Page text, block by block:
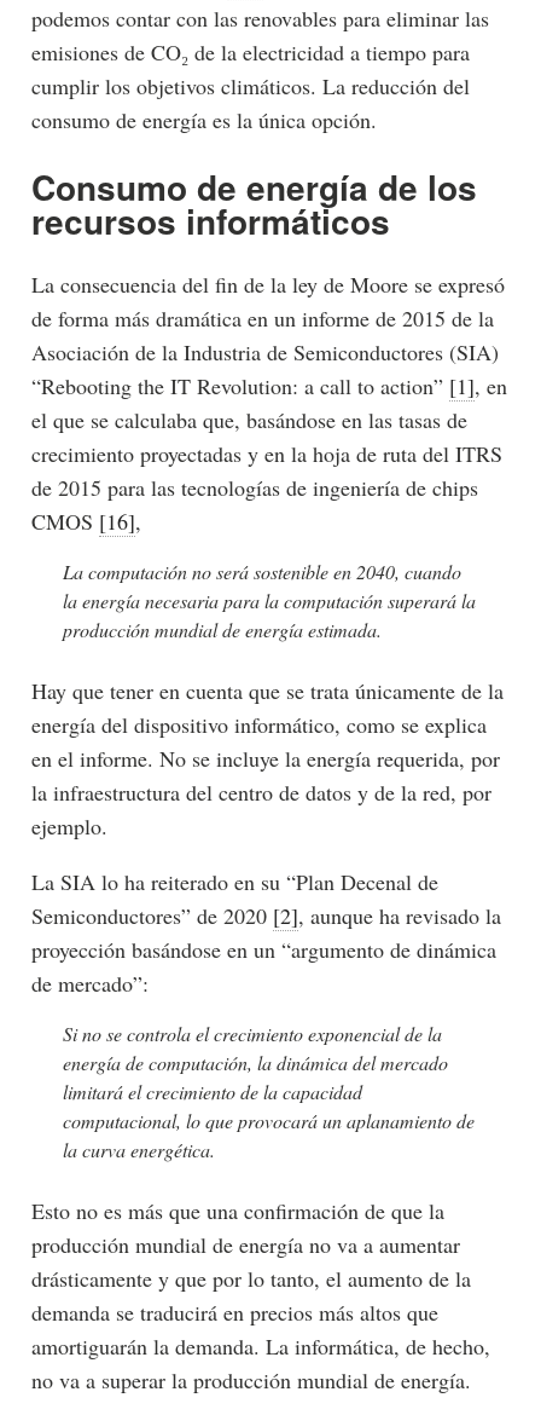
podemos contar con las renovables para eliminar las
emisiones de CO₂ de la electricidad a tiempo para
cumplir los objetivos climáticos. La reducción del
consumo de energía es la única opción.
Consumo de energía de los
recursos informáticos
La consecuencia del fin de la ley de Moore se expresó
de forma más dramática en un informe de 2015 de la
Asociación de la Industria de Semiconductores (SIA)
“Rebooting the IT Revolution: a call to action” [1], en
el que se calculaba que, basándose en las tasas de
crecimiento proyectadas y en la hoja de ruta del ITRS
de 2015 para las tecnologías de ingeniería de chips
CMOS [16],
La computación no será sostenible en 2040, cuando
la energía necesaria para la computación superará la
producción mundial de energía estimada.
Hay que tener en cuenta que se trata únicamente de la
energía del dispositivo informático, como se explica
en el informe. No se incluye la energía requerida, por
la infraestructura del centro de datos y de la red, por
ejemplo.
La SIA lo ha reiterado en su “Plan Decenal de
Semiconductores” de 2020 [2], aunque ha revisado la
proyección basándose en un “argumento de dinámica
de mercado”:
Si no se controla el crecimiento exponencial de la
energía de computación, la dinámica del mercado
limitará el crecimiento de la capacidad
computacional, lo que provocará un aplanamiento de
la curva energética.
Esto no es más que una confirmación de que la
producción mundial de energía no va a aumentar
drásticamente y que por lo tanto, el aumento de la
demanda se traducirá en precios más altos que
amortiguarán la demanda. La informática, de hecho,
no va a superar la producción mundial de energía.